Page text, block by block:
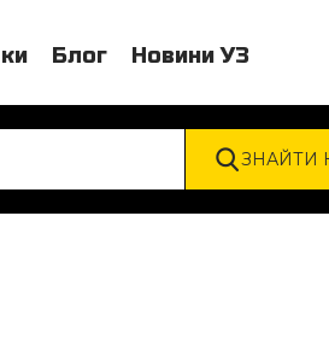
Блог Новини УЗ